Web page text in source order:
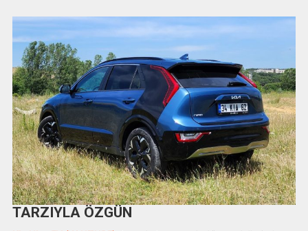
TARZIYLA ÖZGÜN